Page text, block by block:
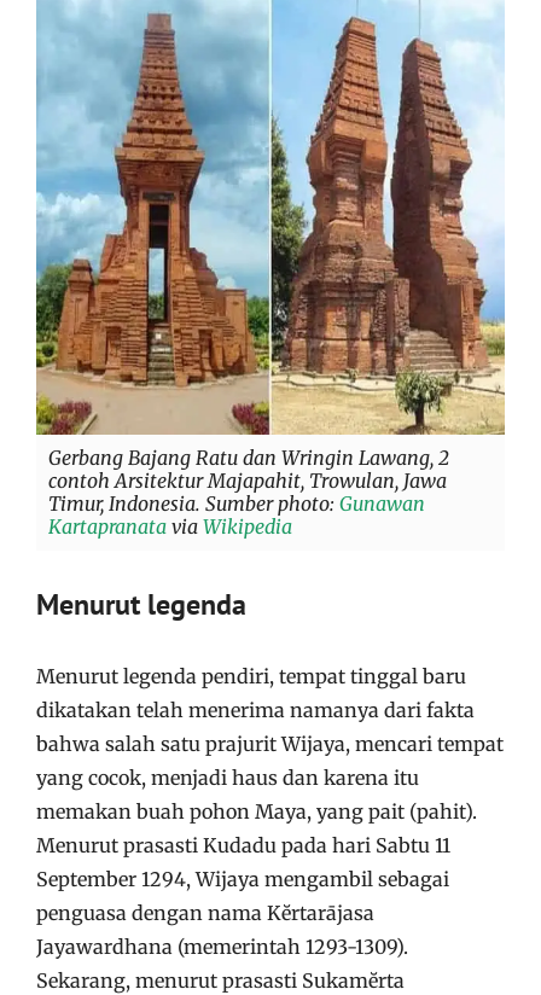
Gerbang Bajang Ratu dan Wringin Lawang, 2
contoh Arsitektur Majapahit, Trowulan, Jawa
Timur, Indonesia. Sumber photo: Gunawan
Kartapranata via Wikipedia
Menurut legenda
Menurut legenda pendiri, tempat tinggal baru
dikatakan telah menerima namanya dari fakta
bahwa salah satu prajurit Wijaya, mencari tempat
yang cocok, menjadi haus dan karena itu
memakan buah pohon Maya, yang pait (pahit).
Menurut prasasti Kudadu pada hari Sabtu 11
September 1294, Wijaya mengambil sebagai
penguasa dengan nama Kĕrtarājasa
Jayawardhana (memerintah 1293-1309).
Sekarang, menurut prasasti Sukamĕrta